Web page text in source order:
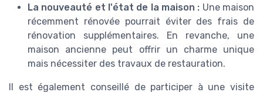
La nouveauté et l'état de la maison : Une maison
récemment rénovée pourrait éviter des frais de
rénovation supplémentaires. En revanche, une
maison ancienne peut offrir un charme unique
mais nécessiter des travaux de restauration.
Il est également conseillé de participer à une visite